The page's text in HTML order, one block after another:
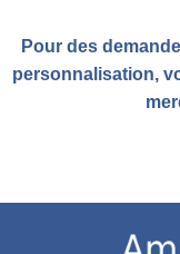
Pour des
personnalisation,